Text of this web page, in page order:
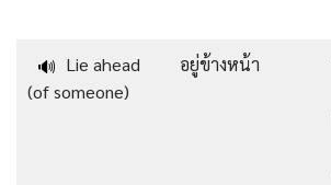
🔊 Lie ahead
(of someone)
อยู่ข้างหน้า